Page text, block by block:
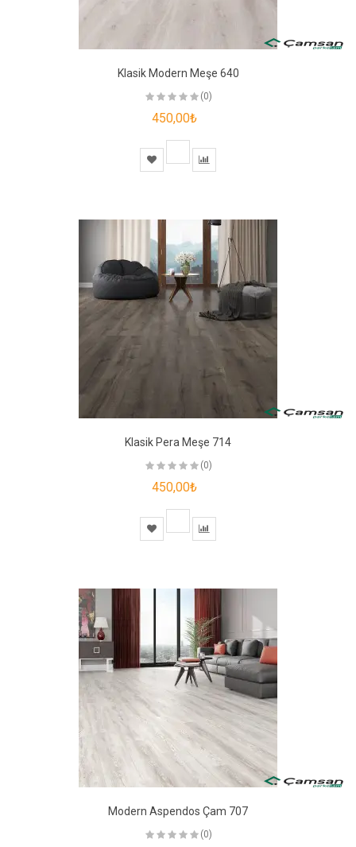
Klasik Modern Meşe 640
(0)
450,00₺
Klasik Pera Meşe 714
(0)
450,00₺
Modern Aspendos Çam 707
(0)